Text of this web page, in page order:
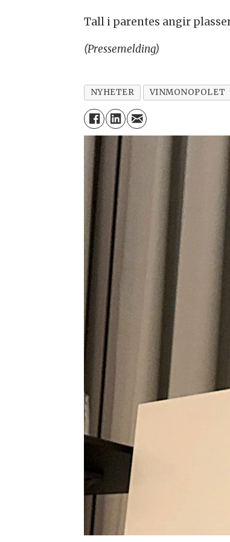
Tall i parentes angir
(Pressemelding)
NYHETER VINMONOPOLET